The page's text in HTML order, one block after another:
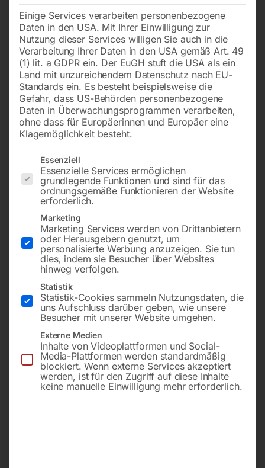
Elektroseilwinde ESW 500
Mit max. 30 m Hubhöhe
540,00
inkl. MwSt. zzgl.Versandkosten
Lieferzeit:Versandbereit in KW 36/2026
Versandkosten Standard (Österreich):€40,00
Bitte beachten Sie: Die Versandkosten gelten für Österreich.
Andere Länder können abweichen.
In den Warenkorb
Sie haben Fragen zu diesem
Artikel?
Gerne helfen wir Ihnen weiter.
Einige Services verarbeiten personenbezogene
Daten in den USA. Mit Ihrer Einwilligung zur
Nutzung dieser Services willigen Sie auch in die
Verarbeitung Ihrer Daten in den USA gemäß Art. 49
(1) lit. a GDPR ein. Der EuGH stuft die USA als ein
Land mit unzureichendem Datenschutz nach EU-
Standards ein. Es besteht beispielsweise die
Gefahr, dass US-Behörden personenbezogene
Daten in Überwachungsprogrammen verarbeiten,
ohne dass für Europäerinnen und Europäer eine
Klagemöglichkeit besteht.
Es folgt eine Liste der Service-Gruppen, für die eine
Essenziell
Essenzielle Services ermöglichen
grundlegende Funktionen und sind für das
ordnungsgemäße Funktionieren der Website
erforderlich.
Marketing
Marketing Services werden von Drittanbietern
oder Herausgebern genutzt, um
personalisierte Werbung anzuzeigen. Sie tun
dies, indem sie Besucher über Websites
hinweg verfolgen.
Statistik
Statistik-Cookies sammeln Nutzungsdaten, die
uns Aufschluss darüber geben, wie unsere
Besucher mit unserer Website umgehen.
Externe Medien
Inhalte von Videoplattformen und Social-
Media-Plattformen werden standardmäßig
blockiert. Wenn externe Services akzeptiert
werden, ist für den Zugriff auf diese Inhalte
keine manuelle Einwilligung mehr erforderlich.